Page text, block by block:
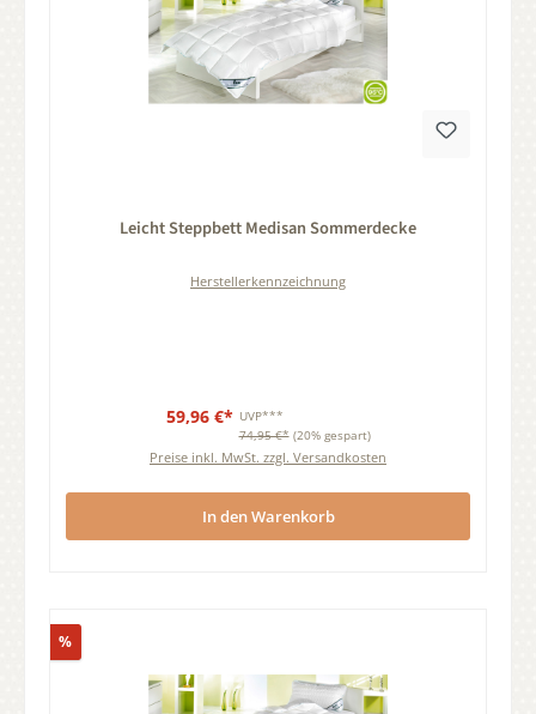
Leicht Steppbett Medisan Sommerdecke
Herstellerkennzeichnung
59,96 €* UVP***
74,95 €* (20% gespart)
Preise inkl. MwSt. zzgl. Versandkosten
In den Warenkorb
%Rabatt